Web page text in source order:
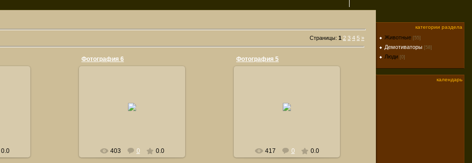
Страницы: 1 2 3 4 5 »
0.0
Фотография 6
403 0 0.0
Фотография 5
417 0 0.0
категории раздела
Животные [55]
Демотиваторы [58]
Люди [0]
календарь